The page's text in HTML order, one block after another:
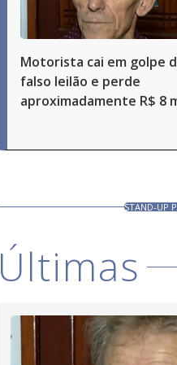
Motorista cai em golpe
falso leilão e perde
aproximadamente R$ 8
STAND-UP
Últimas